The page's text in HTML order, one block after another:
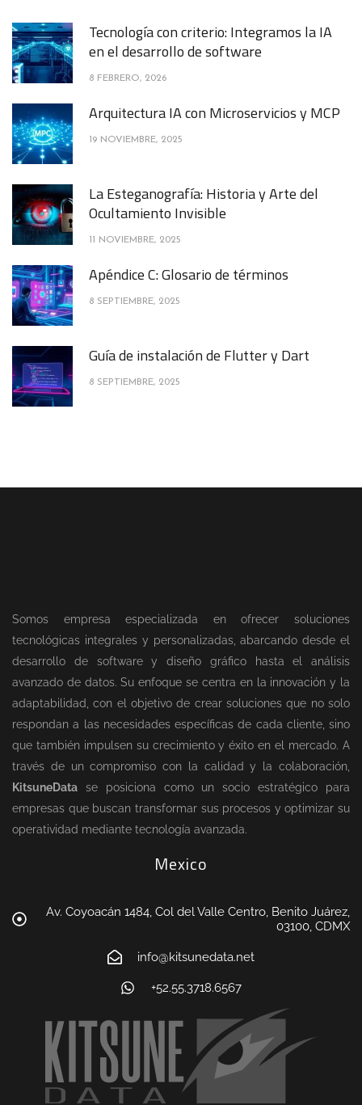
Tecnología con criterio: Integramos la IA
en el desarrollo de software
8 FEBRERO, 2026
Arquitectura IA con Microservicios y MCP
19 NOVIEMBRE, 2025
La Esteganografía: Historia y Arte del
Ocultamiento Invisible
11 NOVIEMBRE, 2025
Apéndice C: Glosario de términos
8 SEPTIEMBRE, 2025
Guía de instalación de Flutter y Dart
8 SEPTIEMBRE, 2025
Somos empresa especializada en ofrecer soluciones
tecnológicas integrales y personalizadas, abarcando desde el
desarrollo de software y diseño gráfico hasta el análisis
avanzado de datos. Su enfoque se centra en la innovación y la
adaptabilidad, con el objetivo de crear soluciones que no solo
respondan a las necesidades específicas de cada cliente, sino
que también impulsen su crecimiento y éxito en el mercado. A
través de un compromiso con la calidad y la colaboración,
KitsuneData se posiciona como un socio estratégico para
empresas que buscan transformar sus procesos y optimizar su
operatividad mediante tecnología avanzada.
Mexico
Av. Coyoacán 1484, Col del Valle Centro, Benito Juárez,
03100, CDMX
info@kitsunedata.net
+52.55.3718.6567